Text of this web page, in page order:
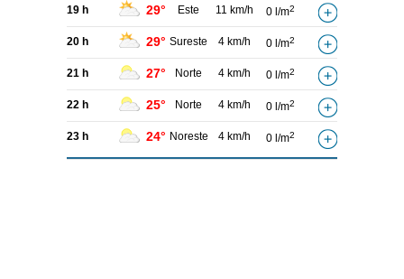
19 h 29° Este 11 km/h 0 l/m2
20 h 29° Sureste 4 km/h 0 l/m2
21 h 27° Norte 4 km/h 0 l/m2
22 h 25° Norte 4 km/h 0 l/m2
23 h 24° Noreste 4 km/h 0 l/m2